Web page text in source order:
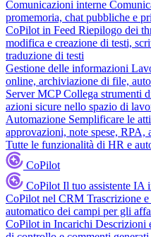
Comunicazioni interne
promemoria, chat pubbliche e
CoPilot in Feed Riepilogo dei
modifica e creazione di testi,
traduzione di testi
Gestione delle informazioni
online, archiviazione di file,
Server MCP Collega strumenti
azioni sicure nello spazio di
Automazione Semplificare le
approvazioni, note spese,
Tutte le funzionalità di HR e
CoPilot
CoPilot Il tuo assistente IA
CoPilot nel CRM Trascrizione
automatico dei campi per gli
CoPilot in Incarichi Descrizioni